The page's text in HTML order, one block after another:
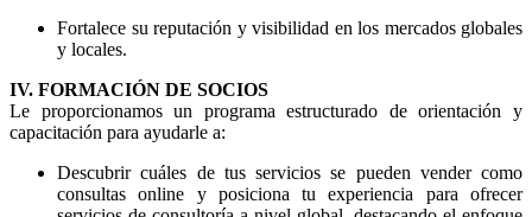
Fortalece su reputación y visibilidad en los mercados globales
y locales.
IV. FORMACIÓN DE SOCIOS
Le proporcionamos un programa estructurado de orientación y
capacitación para ayudarle a:
Descubrir cuáles de tus servicios se pueden vender como
consultas online y posiciona tu experiencia para ofrecer